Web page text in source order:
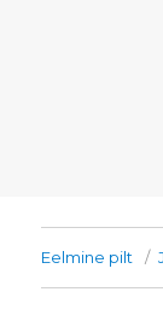
Eelmine pilt